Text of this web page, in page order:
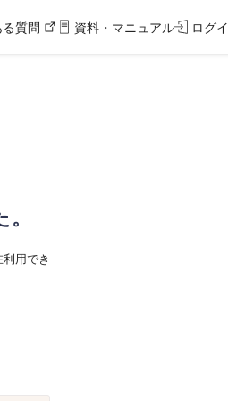
質問 資料・マニュアル ログ
用でき